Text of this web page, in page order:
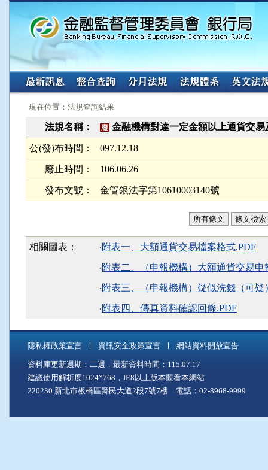
:::
現在位置：法規查詢結果
法規名稱： 廢 金融機構對達一定金額以上通貨交
公(發)布時間： 097.12.18
廢止時間： 106.06.26
發布文號： 金管銀法字第10610003140號
所有條文 條文檢索
相關圖表： ‧附表一、大額通貨交易檔案格式.PDF
‧附表二、（申報機構）大額通貨交易申
‧附表三、（申報機構）疑似洗錢（可疑
‧附表四、傳真資料確認回條.PDF
隱私權政策宣言 資訊安全政策宣言 網站資料開放宣告
資料庫更新週期：二週，最新資料時間：115.07.17
建議使用解析度1024*768，IE8以上版本觀看本網站
220230 新北市板橋區縣民大道2段7號7樓 電話：02-8968-9999